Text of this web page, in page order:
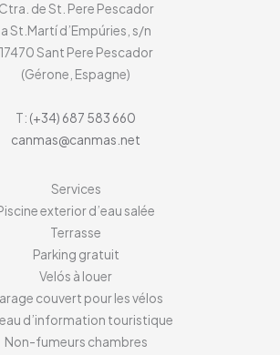
Ctra. de St. Pere Pescador
a St.Martí d’Empúries, s/n
17470Sant Pere Pescador
(Gérone, Espagne)
T: (+34) 687 583 660
canmas@canmas.net
Services
exterior d’eau salée
Terrasse
Parking gratuit
Velós à louer
couvert pour les vélos
d’information touristique
Non-fumeurs chambres